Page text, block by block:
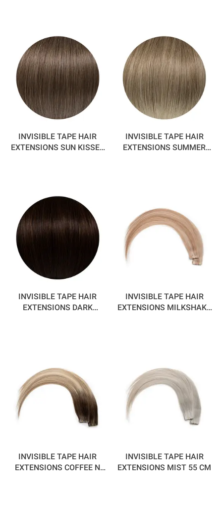
INVISIBLE TAPE HAIR
EXTENSIONS SUN KISSED
INVISIBLE TAPE HAIR
EXTENSIONS SUMMER
INVISIBLE TAPE HAIR
EXTENSIONS DARK
INVISIBLE TAPE HAIR
EXTENSIONS MILKSHAKE
INVISIBLE TAPE HAIR
EXTENSIONS COFFEE N
INVISIBLE TAPE HAIR
EXTENSIONS MIST 55 CM